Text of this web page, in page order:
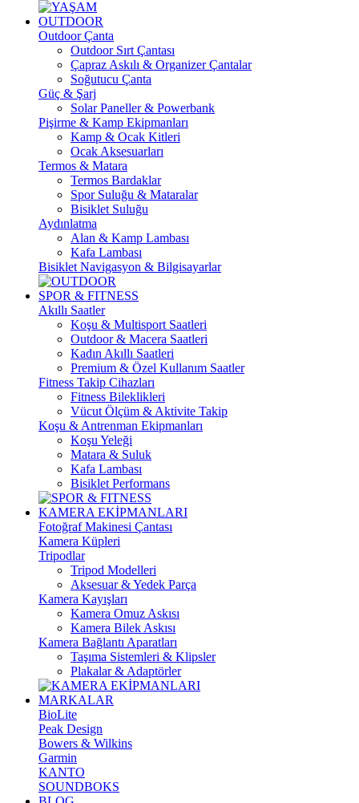
OUTDOOR
Outdoor Çanta
Outdoor Sırt Çantası
Çapraz Askılı & Organizer Çantalar
Soğutucu Çanta
Güç & Şarj
Solar Paneller & Powerbank
Pişirme & Kamp Ekipmanları
Kamp & Ocak Kitleri
Ocak Aksesuarları
Termos & Matara
Termos Bardaklar
Spor Suluğu & Mataralar
Bisiklet Suluğu
Aydınlatma
Alan & Kamp Lambası
Kafa Lambası
Bisiklet Navigasyon & Bilgisayarlar
SPOR & FITNESS
Akıllı Saatler
Koşu & Multisport Saatleri
Outdoor & Macera Saatleri
Kadın Akıllı Saatleri
Premium & Özel Kullanım Saatler
Fitness Takip Cihazları
Fitness Bileklikleri
Vücut Ölçüm & Aktivite Takip
Koşu & Antrenman Ekipmanları
Koşu Yeleği
Matara & Suluk
Kafa Lambası
Bisiklet Performans
KAMERA EKİPMANLARI
Fotoğraf Makinesi Çantası
Kamera Küpleri
Tripodlar
Tripod Modelleri
Aksesuar & Yedek Parça
Kamera Kayışları
Kamera Omuz Askısı
Kamera Bilek Askısı
Kamera Bağlantı Aparatları
Taşıma Sistemleri & Klipsler
Plakalar & Adaptörler
MARKALAR
BioLite
Peak Design
Bowers & Wilkins
Garmin
KANTO
SOUNDBOKS